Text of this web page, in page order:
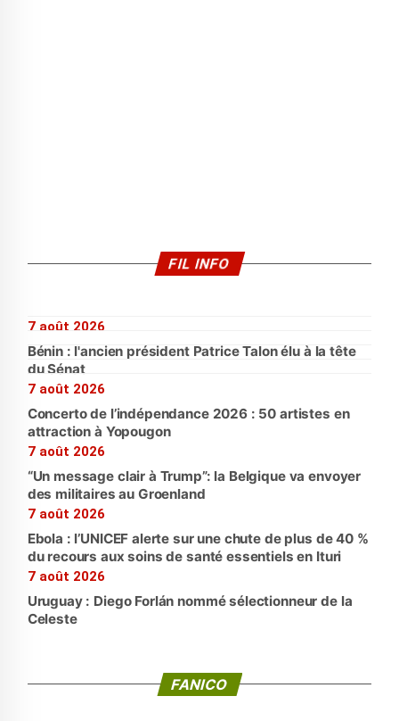
FIL INFO
7 août 2026
Bénin : l'ancien président Patrice Talon élu à la tête
du Sénat
7 août 2026
Concerto de l’indépendance 2026 : 50 artistes en
attraction à Yopougon
7 août 2026
“Un message clair à Trump”: la Belgique va envoyer
des militaires au Groenland
7 août 2026
Ebola : l’UNICEF alerte sur une chute de plus de 40 %
du recours aux soins de santé essentiels en Ituri
7 août 2026
Uruguay : Diego Forlán nommé sélectionneur de la
Celeste
FANICO